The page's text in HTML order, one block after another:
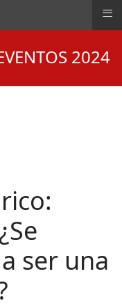
2024
ser una
≡